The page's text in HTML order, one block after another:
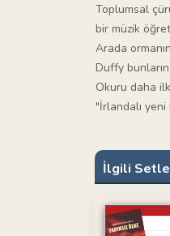
Toplumsal
bir müzik
Arada
Duffy
Okuru daha
"İrlandalı
İlgili